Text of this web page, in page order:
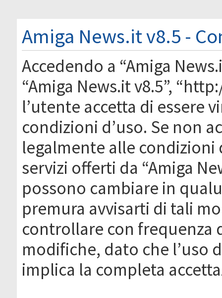
Amiga News.it v8.5 -
Accedendo a “Amiga
“Amiga News.it v8.5”,
l’utente accetta di essere
condizioni d’uso. Se non
legalmente alle condizioni
servizi offerti da “Amiga
possono cambiare in
premura avvisarti di tali
controllare con frequenza
modifiche, dato che l’uso
implica la completa